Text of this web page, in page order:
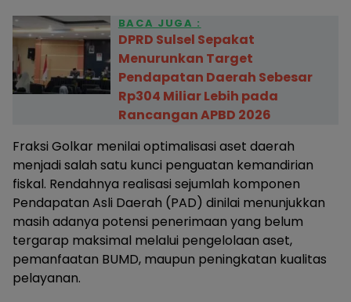
BACA JUGA :
DPRD Sulsel Sepakat
Menurunkan Target
Pendapatan Daerah Sebesar
Rp304 Miliar Lebih pada
Rancangan APBD 2026
Fraksi Golkar menilai optimalisasi aset daerah
menjadi salah satu kunci penguatan kemandirian
fiskal. Rendahnya realisasi sejumlah komponen
Pendapatan Asli Daerah (PAD) dinilai menunjukkan
masih adanya potensi penerimaan yang belum
tergarap maksimal melalui pengelolaan aset,
pemanfaatan BUMD, maupun peningkatan kualitas
pelayanan.